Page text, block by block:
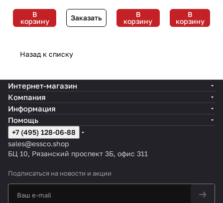
729L130
Хром
В
корзину
ALD-CHR-
729 Хром
Заказать
709L130
Хром
В
корзину
ALD-CHR-
709 Хром
В
корзину
Назад к списку
Интернет-магазин
Компания
Информация
Помощь
+7 (495) 128-06-88
sales@essco.shop
БЦ 10, Рязанский проспект 3Б, офис 311
Подписаться на новости и акции